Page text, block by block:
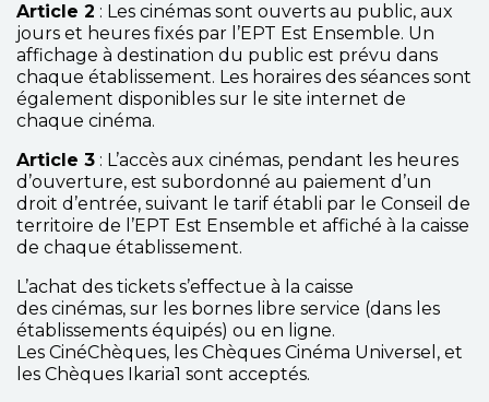
Article 2 : Les cinémas sont ouverts au public, aux
jours et heures fixés par l’EPT Est Ensemble. Un
affichage à destination du public est prévu dans
chaque établissement. Les horaires des séances sont
également disponibles sur le site internet de
chaque cinéma.
Article 3 : L’accès aux cinémas, pendant les heures
d’ouverture, est subordonné au paiement d’un
droit d’entrée, suivant le tarif établi par le Conseil de
territoire de l’EPT Est Ensemble et affiché à la caisse
de chaque établissement.
L’achat des tickets s’effectue à la caisse
des cinémas, sur les bornes libre service (dans les
établissements équipés) ou en ligne.
Les CinéChèques, les Chèques Cinéma Universel, et
les Chèques Ikaria1 sont acceptés.